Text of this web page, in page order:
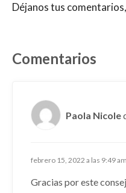
Déjanos tus
Comentarios
Paola Nicole
febrero 15, 2022 a las 9:49 am
Gracias por este